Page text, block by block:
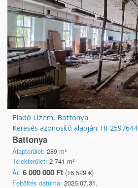
Eladó Üzem, Battonya
Keresés azonosító alapján: HI-2597644
Battonya
Alapterület: 289 m²
Telekterület: 2 741 m²
Ár: 6 000 000 Ft (16 529 €)
Feltöltés dátuma: 2026.07.31.